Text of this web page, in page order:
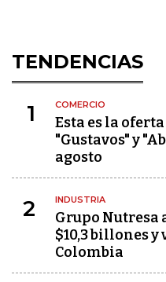
TENDENCIAS
1 COMERCIO
Esta es la
"Gustavos" y
agosto
2 INDUSTRIA
Grupo Nutresa
$10,3 billones
Colombia